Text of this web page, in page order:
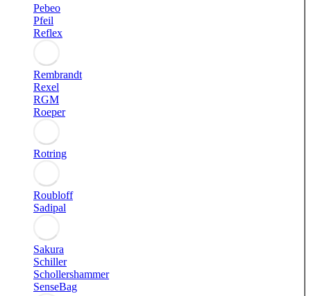
Pebeo
Pfeil
Reflex
Rembrandt
Rexel
RGM
Roeper
Rotring
Roubloff
Sadipal
Sakura
Schiller
Schollershammer
SenseBag